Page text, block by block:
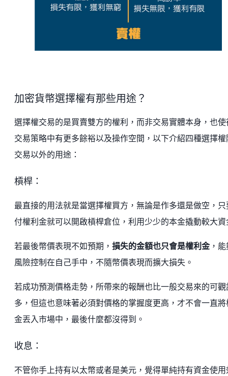
加密貨幣選擇權有那些用途？
選擇權交易的是買賣雙方的權利，而非交易實體本身，也使
交易策略中有更多餘裕以及操作空間，以下介紹四種選擇權
交易以外的用途：
槓桿：
最直接的用法就是當選擇權買方，無論是作多還是做空，只
付權利金就可以開啟槓桿倉位，利用少少的本金撬動較大資
若最後幣價表現不如預期， 損失的金額也只會是權利金，能
風險控制在自己手中，不隨幣價表現而擴大損失。
若成功預測價格走勢，所帶來的報酬也比一般交易來的可觀
多，但這也意味著必須對價格的掌握度更高，才不會一直將
金丟入市場中，最後什麼都沒得到。
收息：
不管你手上持有以太幣或者是美元，覺得單純持有資金使用